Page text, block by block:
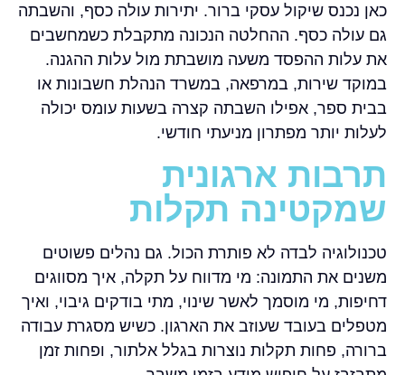
כאן נכנס שיקול עסקי ברור. יתירות עולה כסף, והשבתה
גם עולה כסף. ההחלטה הנכונה מתקבלת כשמחשבים
את עלות ההפסד משעה מושבתת מול עלות ההגנה.
במוקד שירות, במרפאה, במשרד הנהלת חשבונות או
בבית ספר, אפילו השבתה קצרה בשעות עומס יכולה
לעלות יותר מפתרון מניעתי חודשי.
תרבות ארגונית
שמקטינה תקלות
טכנולוגיה לבדה לא פותרת הכול. גם נהלים פשוטים
משנים את התמונה: מי מדווח על תקלה, איך מסווגים
דחיפות, מי מוסמך לאשר שינוי, מתי בודקים גיבוי, ואיך
מטפלים בעובד שעוזב את הארגון. כשיש מסגרת עבודה
ברורה, פחות תקלות נוצרות בגלל אלתור, ופחות זמן